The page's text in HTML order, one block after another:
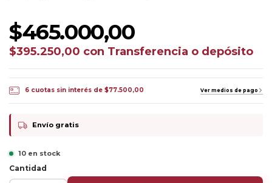
$465.000,00
$395.250,00 con Transferencia o depósito
6 cuotas sin interés de $77.500,00 Ver medios de pago
Envío gratis
10 en stock
Cantidad